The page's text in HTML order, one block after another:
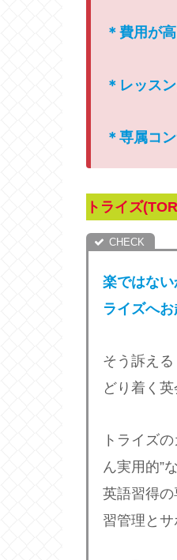
＊費用が
＊レッス
＊専属コ
トライズ
楽ではな
ライズへ
そう訴え
どり着く
トライズ
ん実用的”
英語習得
習管理と